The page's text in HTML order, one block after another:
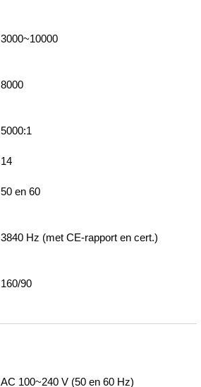
3000~10000
8000
5000:1
14
50 en 60
3840 Hz (met CE-rapport en cert.)
160/90
AC 100~240 V (50 en 60 Hz)